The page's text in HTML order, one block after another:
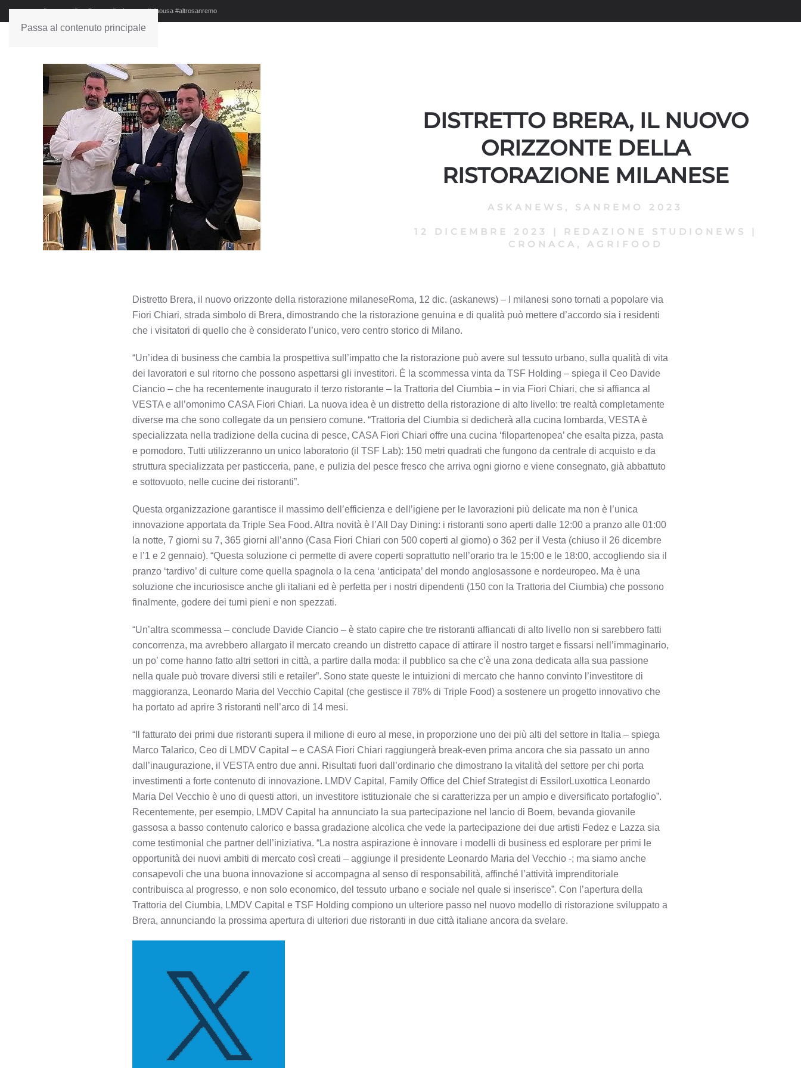
Passa al contenuto principale
#sanremo #studionews #askanews #ciaousa #altrosanremo
DISTRETTO BRERA, IL NUOVO
ORIZZONTE DELLA
RISTORAZIONE MILANESE
ASKANEWS , SANREMO 2023
12 DICEMBRE 2023 | REDAZIONE STUDIONEWS
|
CRONACA, AGRIFOOD
Distretto Brera, il nuovo orizzonte della ristorazione milaneseRoma, 12 dic. (askanews) – I milanesi sono tornati a popolare via
Fiori Chiari, strada simbolo di Brera, dimostrando che la ristorazione genuina e di qualità può mettere d’accordo sia i residenti
che i visitatori di quello che è considerato l’unico, vero centro storico di Milano.
“Un’idea di business che cambia la prospettiva sull’impatto che la ristorazione può avere sul tessuto urbano, sulla qualità di vita
dei lavoratori e sul ritorno che possono aspettarsi gli investitori. È la scommessa vinta da TSF Holding – spiega il Ceo Davide
Ciancio – che ha recentemente inaugurato il terzo ristorante – la Trattoria del Ciumbia – in via Fiori Chiari, che si affianca al
VESTA e all’omonimo CASA Fiori Chiari. La nuova idea è un distretto della ristorazione di alto livello: tre realtà completamente
diverse ma che sono collegate da un pensiero comune. “Trattoria del Ciumbia si dedicherà alla cucina lombarda, VESTA è
specializzata nella tradizione della cucina di pesce, CASA Fiori Chiari offre una cucina ‘filopartenopea’ che esalta pizza, pasta
e pomodoro. Tutti utilizzeranno un unico laboratorio (il TSF Lab): 150 metri quadrati che fungono da centrale di acquisto e da
struttura specializzata per pasticceria, pane, e pulizia del pesce fresco che arriva ogni giorno e viene consegnato, già abbattuto
e sottovuoto, nelle cucine dei ristoranti”.
Questa organizzazione garantisce il massimo dell’efficienza e dell’igiene per le lavorazioni più delicate ma non è l’unica
innovazione apportata da Triple Sea Food. Altra novità è l’All Day Dining: i ristoranti sono aperti dalle 12:00 a pranzo alle 01:00
la notte, 7 giorni su 7, 365 giorni all’anno (Casa Fiori Chiari con 500 coperti al giorno) o 362 per il Vesta (chiuso il 26 dicembre
e l’1 e 2 gennaio). “Questa soluzione ci permette di avere coperti soprattutto nell’orario tra le 15:00 e le 18:00, accogliendo sia il
pranzo ‘tardivo’ di culture come quella spagnola o la cena ‘anticipata’ del mondo anglosassone e nordeuropeo. Ma è una
soluzione che incuriosisce anche gli italiani ed è perfetta per i nostri dipendenti (150 con la Trattoria del Ciumbia) che possono
finalmente, godere dei turni pieni e non spezzati.
“Un’altra scommessa – conclude Davide Ciancio – è stato capire che tre ristoranti affiancati di alto livello non si sarebbero fatti
concorrenza, ma avrebbero allargato il mercato creando un distretto capace di attirare il nostro target e fissarsi nell’immaginario,
un po’ come hanno fatto altri settori in città, a partire dalla moda: il pubblico sa che c’è una zona dedicata alla sua passione
nella quale può trovare diversi stili e retailer”. Sono state queste le intuizioni di mercato che hanno convinto l’investitore di
maggioranza, Leonardo Maria del Vecchio Capital (che gestisce il 78% di Triple Food) a sostenere un progetto innovativo che
ha portato ad aprire 3 ristoranti nell’arco di 14 mesi.
“Il fatturato dei primi due ristoranti supera il milione di euro al mese, in proporzione uno dei più alti del settore in Italia – spiega
Marco Talarico, Ceo di LMDV Capital – e CASA Fiori Chiari raggiungerà break-even prima ancora che sia passato un anno
dall’inaugurazione, il VESTA entro due anni. Risultati fuori dall’ordinario che dimostrano la vitalità del settore per chi porta
investimenti a forte contenuto di innovazione. LMDV Capital, Family Office del Chief Strategist di EssilorLuxottica Leonardo
Maria Del Vecchio è uno di questi attori, un investitore istituzionale che si caratterizza per un ampio e diversificato portafoglio”.
Recentemente, per esempio, LMDV Capital ha annunciato la sua partecipazione nel lancio di Boem, bevanda giovanile
gassosa a basso contenuto calorico e bassa gradazione alcolica che vede la partecipazione dei due artisti Fedez e Lazza sia
come testimonial che partner dell’iniziativa. “La nostra aspirazione è innovare i modelli di business ed esplorare per primi le
opportunità dei nuovi ambiti di mercato così creati – aggiunge il presidente Leonardo Maria del Vecchio -; ma siamo anche
consapevoli che una buona innovazione si accompagna al senso di responsabilità, affinché l’attività imprenditoriale
contribuisca al progresso, e non solo economico, del tessuto urbano e sociale nel quale si inserisce”. Con l’apertura della
Trattoria del Ciumbia, LMDV Capital e TSF Holding compiono un ulteriore passo nel nuovo modello di ristorazione sviluppato a
Brera, annunciando la prossima apertura di ulteriori due ristoranti in due città italiane ancora da svelare.